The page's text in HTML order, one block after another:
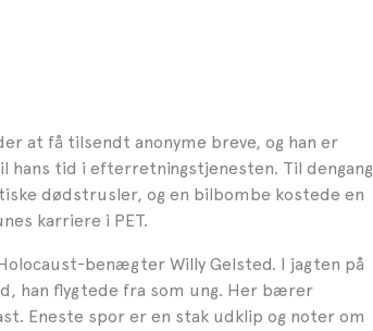
at få tilsendt anonyme breve, og han er
tid i efterretningstjenesten. Til dengang
dødstrusler, og en bilbombe kostede en
karriere i PET.
benægter Willy Gelsted. I jagten på
han flygtede fra som ung. Her bærer
Eneste spor er en stak udklip og noter om